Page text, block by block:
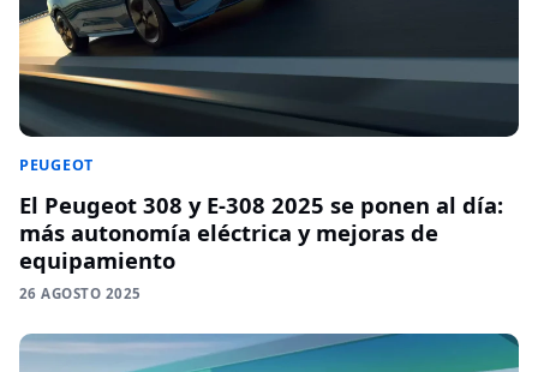
PEUGEOT
El Peugeot 308 y E-308 2025 se ponen al día:
más autonomía eléctrica y mejoras de
equipamiento
26 AGOSTO 2025